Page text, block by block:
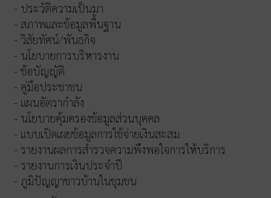
- ประวัติความเป็นมา
- สภาพและข้อมูลพื้นฐาน
- วิสัยทัศน์/พันธกิจ
- นโยบายการบริหารงาน
- ข้อบัญญัติ
- คู่มือประชาชน
- แผนอัตรากำลัง
- นโยบายคุ้มครองข้อมูลส่วนบุคคล
- แบบเปิดเผยข้อมูลการใช้จ่ายเงินสะสม
- รายงานผลการสำรวจความพึงพอใจการให้บริการ
- รายงานการเงินประจำปี
- ภูมิปัญญาชาวบ้านในชุมชน